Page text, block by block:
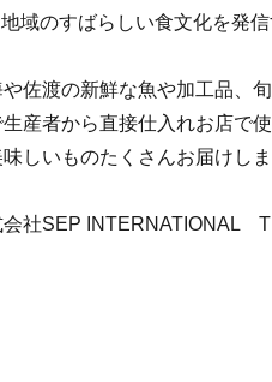
域のすばらしい食文化を発
佐渡の新鮮な魚や加工品、
産者から直接仕入れお店で
しいものたくさんお届けしま
会社SEP INTERNATIONAL